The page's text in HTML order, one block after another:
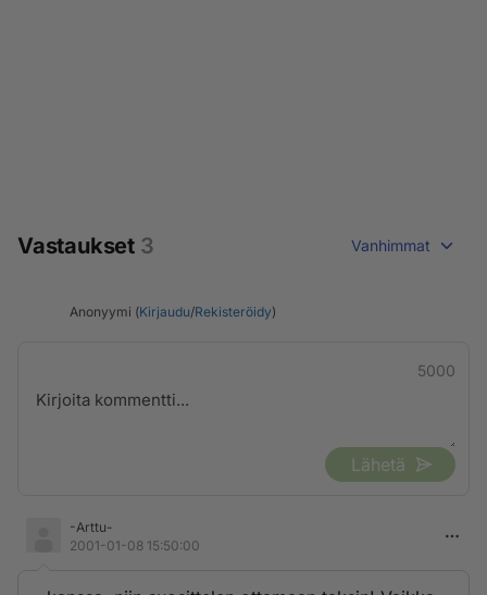
Vastaukset 3 Vanhimmat
Anonyymi (Kirjaudu/Rekisteröidy)
5000
Lähetä
-Arttu-
2001-01-08 15:50:00